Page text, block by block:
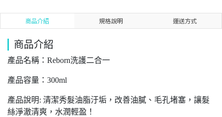
商品介紹 規格說明 運送方式
商品介紹
產品名稱：Reborn洗護二合一
產品容量：300ml
產品說明: 清潔秀髮油脂汙垢，改善油膩、毛孔堵塞，讓髮
絲淨澈清爽，水潤輕盈！